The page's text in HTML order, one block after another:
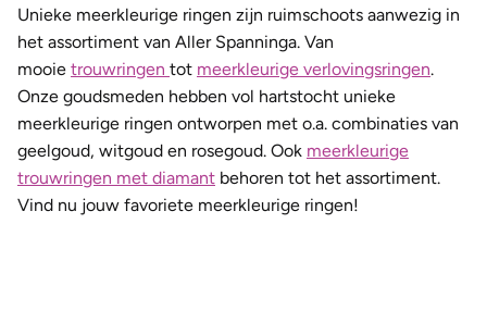
Unieke meerkleurige ringen zijn ruimschoots aanwezig in
het assortiment van Aller Spanninga. Van
mooie trouwringen tot meerkleurige verlovingsringen.
Onze goudsmeden hebben vol hartstocht unieke
meerkleurige ringen ontworpen met o.a. combinaties van
geelgoud, witgoud en rosegoud. Ook meerkleurige
trouwringen met diamant behoren tot het assortiment.
Vind nu jouw favoriete meerkleurige ringen!